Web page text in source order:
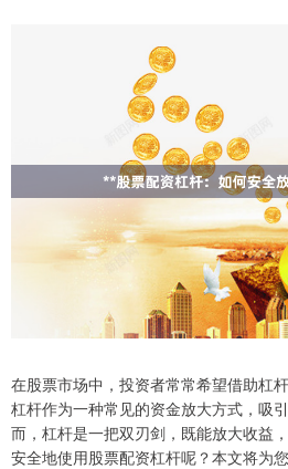
在股票市场中，投资者常常希望借助杠
杠杆作为一种常见的资金放大方式，吸
而，杠杆是一把双刃剑，既能放大收益
安全地使用股票配资杠杆呢？本文将为您